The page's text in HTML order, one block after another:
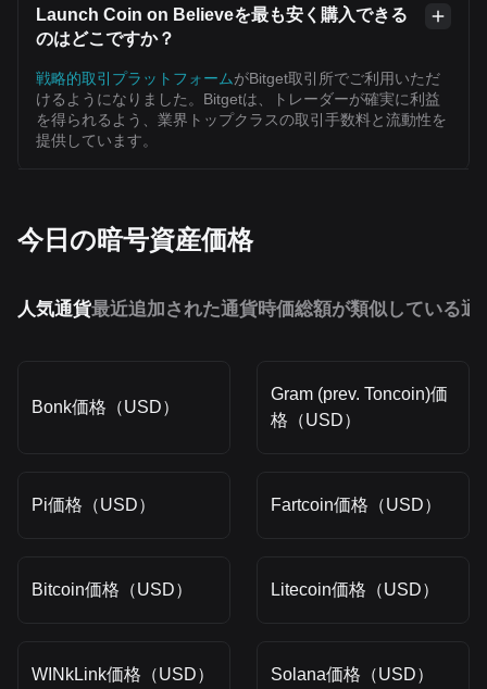
Launch Coin on Believeを最も安く購入できる
のはどこですか？
戦略的取引プラットフォームがBitget取引所でご利用いただ
けるようになりました。Bitgetは、トレーダーが確実に利益
を得られるよう、業界トップクラスの取引手数料と流動性を
提供しています。
今日の暗号資産価格
人気通貨最近追加された通貨時価総額が類似している通
Bonk価格（USD）
Gram (prev. Toncoin)価
格（USD）
Pi価格（USD） Fartcoin価格（USD）
Bitcoin価格（USD） Litecoin価格（USD）
WINkLink価格（USD） Solana価格（USD）